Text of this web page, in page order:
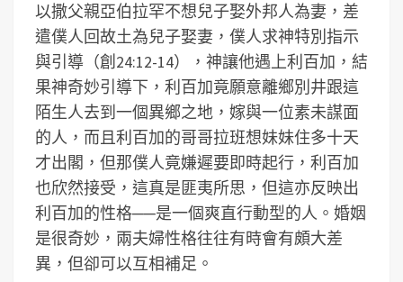
以撒父親亞伯拉罕不想兒子娶外邦人為妻，差
遣僕人回故土為兒子娶妻，僕人求神特別指示
與引導（創24:12-14），神讓他遇上利百加，結
果神奇妙引導下，利百加竟願意離鄉別井跟這
陌生人去到一個異鄉之地，嫁與一位素未謀面
的人，而且利百加的哥哥拉班想妹妹住多十天
才出閣，但那僕人竟嫌遲要即時起行，利百加
也欣然接受，這真是匪夷所思，但這亦反映出
利百加的性格──是一個爽直行動型的人。婚姻
是很奇妙，兩夫婦性格往往有時會有頗大差
異，但卻可以互相補足。